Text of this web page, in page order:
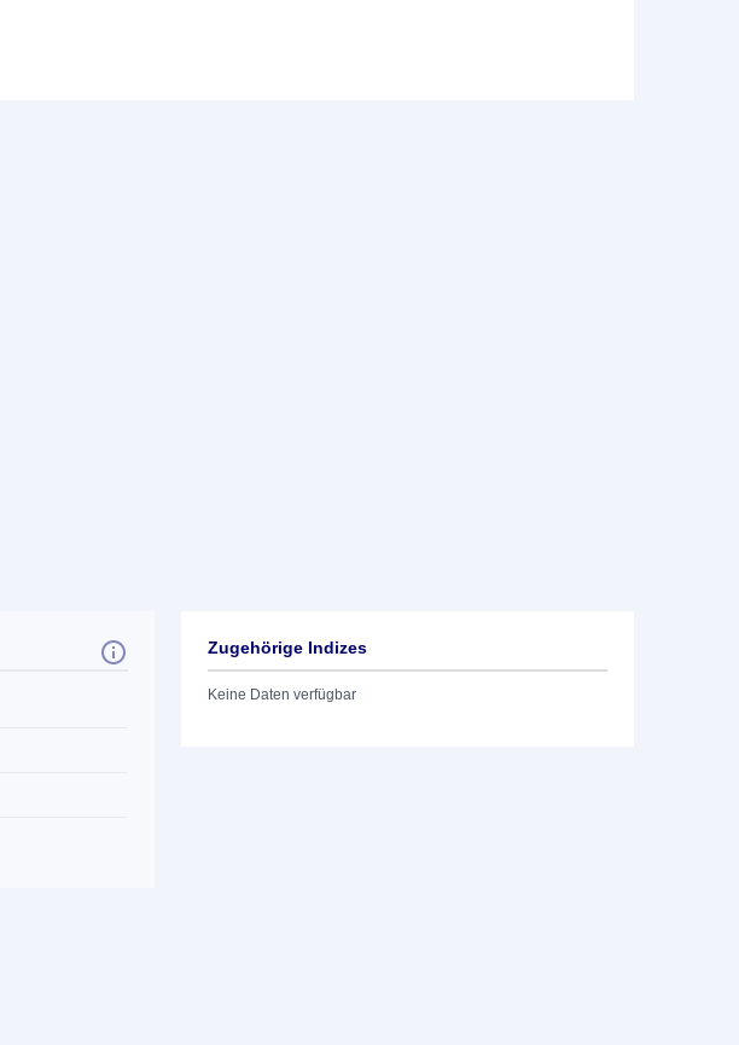
Zugehörige Indizes
Keine Daten verfügbar